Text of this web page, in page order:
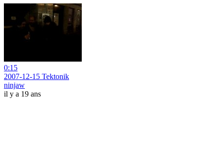
0:15
2007-12-15 Tektonik
ninjaw
il y a 19 ans